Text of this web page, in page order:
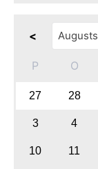
<
P O
27 28
3 4
10 11